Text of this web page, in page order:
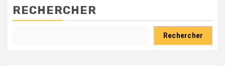
RECHERCHER
Rechercher